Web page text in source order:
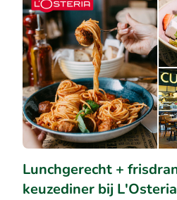
Lunchgerecht +
keuzediner bij